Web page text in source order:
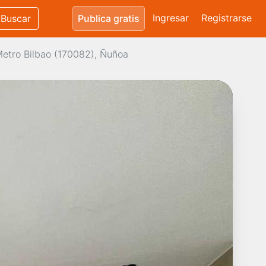
Buscar Publica gratis Ingresar Registrarse
Bilbao (170082), Ñuñoa